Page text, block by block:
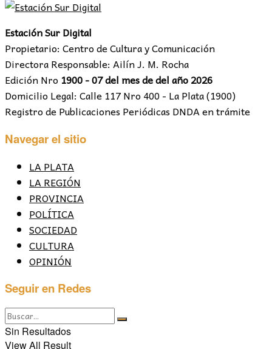
Estación Sur Digital
Propietario: Centro de Cultura y Comunicación
Directora Responsable: Ailín J. M. Rocha
Edición Nro 1900 - 07 del mes de del año 2026
Domicilio Legal: Calle 117 Nro 400 - La Plata (1900)
Registro de Publicaciones Periódicas DNDA en trámite
Navegar el sitio
LA PLATA
LA REGIÓN
PROVINCIA
POLÍTICA
SOCIEDAD
CULTURA
OPINIÓN
Seguir en Redes
Sin Resultados
View All Result